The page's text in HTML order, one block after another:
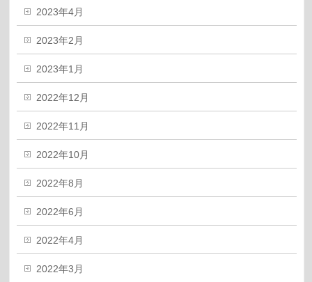
2023年4月
2023年2月
2023年1月
2022年12月
2022年11月
2022年10月
2022年8月
2022年6月
2022年4月
2022年3月